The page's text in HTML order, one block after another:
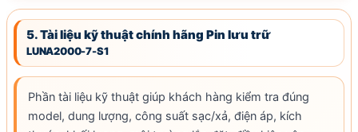
5. Tài liệu kỹ thuật chính hãng Pin lưu trữ
LUNA2000-7-S1
Phần tài liệu kỹ thuật giúp khách hàng kiểm tra đúng
model, dung lượng, công suất sạc/xả, điện áp, kích